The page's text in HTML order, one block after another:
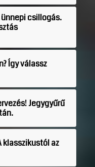
csillogás.
Így válassz
Jegygyűrű
klasszikustól az